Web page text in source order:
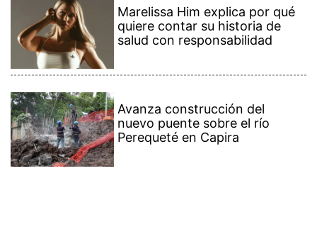
Marelissa Him explica por qué
quiere contar su historia de
salud con responsabilidad
Avanza construcción del
nuevo puente sobre el río
Perequeté en Capira